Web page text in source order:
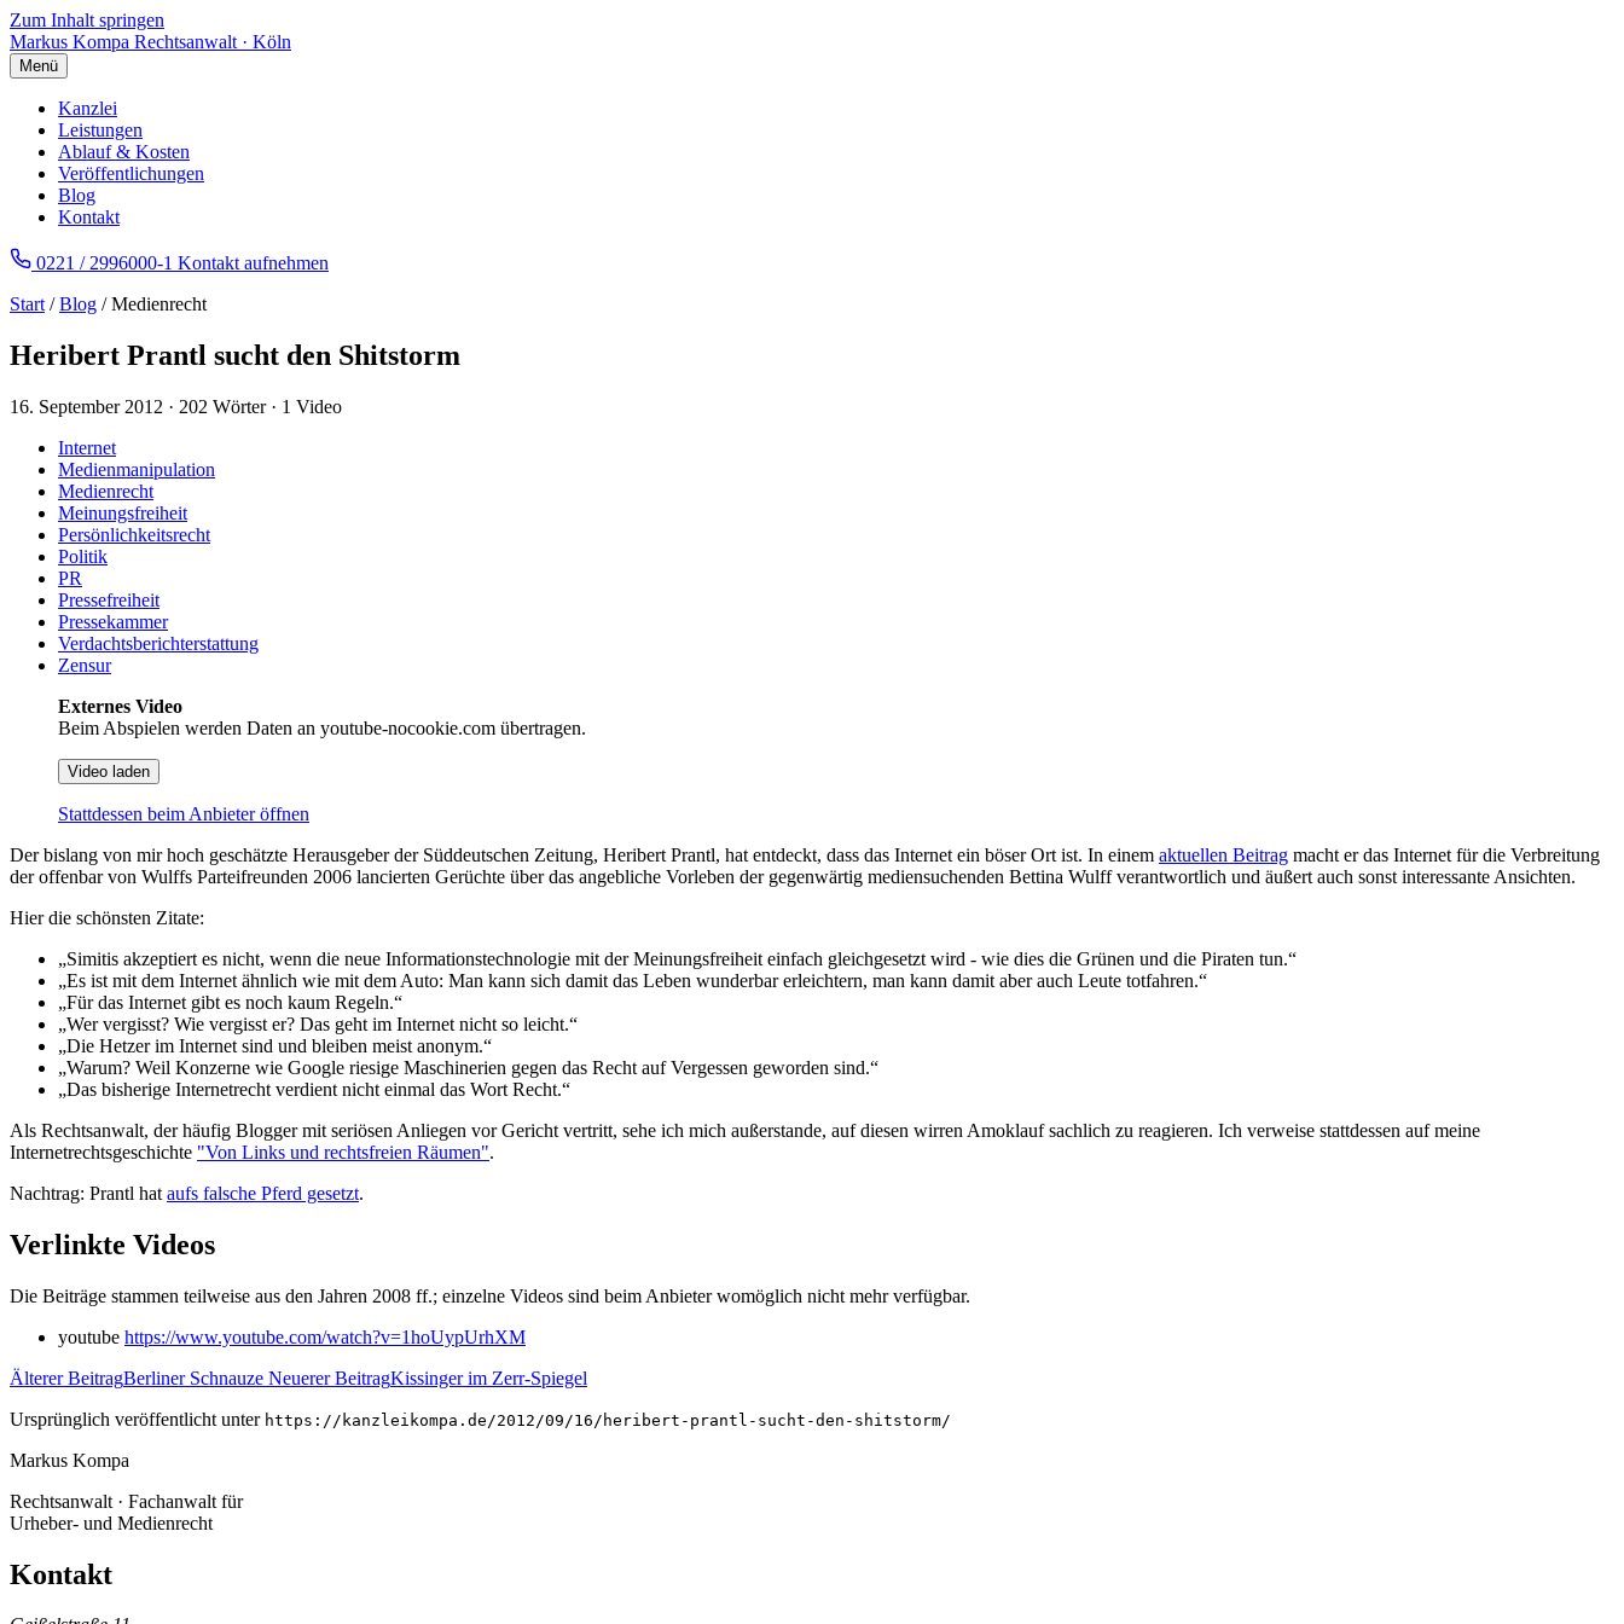
Zum Inhalt springen
Markus Kompa Rechtsanwalt · Köln
Menü
Kanzlei
Leistungen
Ablauf & Kosten
Veröffentlichungen
Blog
Kontakt
0221 / 2996000-1 Kontakt aufnehmen
Start /Blog / Medienrecht
Heribert Prantl sucht den Shitstorm
16. September 2012 · 202 Wörter · 1 Video
Internet
Medienmanipulation
Medienrecht
Meinungsfreiheit
Persönlichkeitsrecht
Politik
PR
Pressefreiheit
Pressekammer
Verdachtsberichterstattung
Zensur
Externes Video
Beim Abspielen werden Daten an youtube-nocookie.com übertragen.
Video laden
Stattdessen beim Anbieter öffnen
Der bislang von mir hoch geschätzte Herausgeber der Süddeutschen Zeitung, Heribert Prantl, hat entdeckt, dass das Internet ein böser Ort ist. In einem aktuellen Beitrag macht er das Internet für die Verbreitung
der offenbar von Wulffs Parteifreunden 2006 lancierten Gerüchte über das angebliche Vorleben der gegenwärtig mediensuchenden Bettina Wulff verantwortlich und äußert auch sonst interessante Ansichten.
Hier die schönsten Zitate:
„Simitis akzeptiert es nicht, wenn die neue Informationstechnologie mit der Meinungsfreiheit einfach gleichgesetzt wird - wie dies die Grünen und die Piraten tun.“
„Es ist mit dem Internet ähnlich wie mit dem Auto: Man kann sich damit das Leben wunderbar erleichtern, man kann damit aber auch Leute totfahren.“
„Für das Internet gibt es noch kaum Regeln.“
„Wer vergisst? Wie vergisst er? Das geht im Internet nicht so leicht.“
„Die Hetzer im Internet sind und bleiben meist anonym.“
„Warum? Weil Konzerne wie Google riesige Maschinerien gegen das Recht auf Vergessen geworden sind.“
„Das bisherige Internetrecht verdient nicht einmal das Wort Recht.“
Als Rechtsanwalt, der häufig Blogger mit seriösen Anliegen vor Gericht vertritt, sehe ich mich außerstande, auf diesen wirren Amoklauf sachlich zu reagieren. Ich verweise stattdessen auf meine
Internetrechtsgeschichte "Von Links und rechtsfreien Räumen".
Nachtrag: Prantl hat aufs falsche Pferd gesetzt.
Verlinkte Videos
Die Beiträge stammen teilweise aus den Jahren 2008 ff.; einzelne Videos sind beim Anbieter womöglich nicht mehr verfügbar.
youtube https://www.youtube.com/watch?v=1hoUypUrhXM
Älterer BeitragBerliner Schnauze Neuerer BeitragKissinger im Zerr-Spiegel
Ursprünglich veröffentlicht unter https://kanzleikompa.de/2012/09/16/heribert-prantl-sucht-den-shitstorm/
Markus Kompa
Rechtsanwalt · Fachanwalt für
Urheber- und Medienrecht
Kontakt